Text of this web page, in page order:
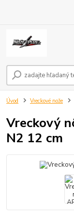
Úvod Vreckové nože
Vreckový
N2 12 cm